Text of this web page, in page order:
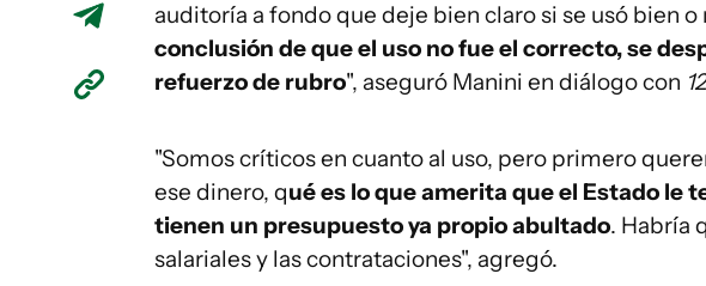
auditoría a fondo que deje bien claro si se usó bien o
conclusión de que el uso no fue el correcto, se
refuerzo de rubro", aseguró Manini en diálogo con
"Somos críticos en cuanto al uso, pero primero
ese dinero, qué es lo que amerita que el Estado le
tienen un presupuesto ya propio abultado. Habría
salariales y las contrataciones", agregó.